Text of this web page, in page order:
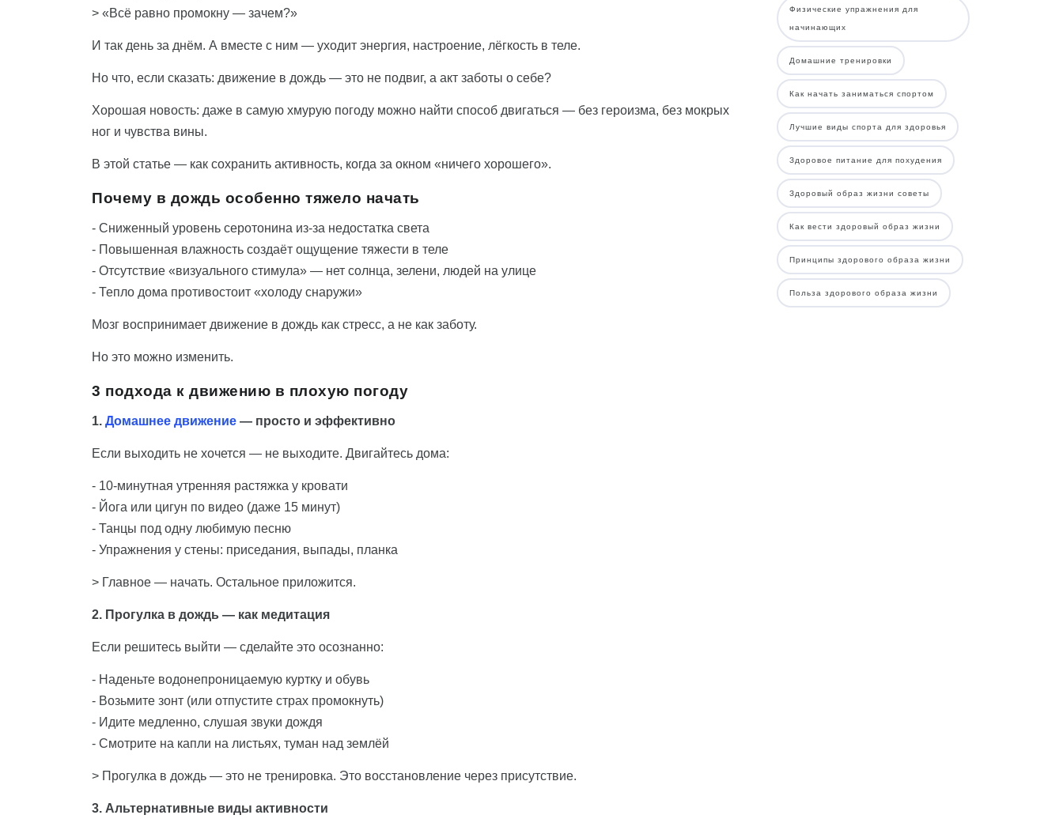
> «Всё равно промокну — зачем?»
И так день за днём. А вместе с ним — уходит энергия, настроение, лёгкость в теле.
Но что, если сказать: движение в дождь — это не подвиг, а акт заботы о себе?
Хорошая новость: даже в самую хмурую погоду можно найти способ двигаться — без героизма, без мокрых
ног и чувства вины.
В этой статье — как сохранить активность, когда за окном «ничего хорошего».
Почему в дождь особенно тяжело начать
- Сниженный уровень серотонина из-за недостатка света
- Повышенная влажность создаёт ощущение тяжести в теле
- Отсутствие «визуального стимула» — нет солнца, зелени, людей на улице
- Тепло дома противостоит «холоду снаружи»
Мозг воспринимает движение в дождь как стресс, а не как заботу.
Но это можно изменить.
3 подхода к движению в плохую погоду
1. Домашнее движение — просто и эффективно
Если выходить не хочется — не выходите. Двигайтесь дома:
- 10-минутная утренняя растяжка у кровати
- Йога или цигун по видео (даже 15 минут)
- Танцы под одну любимую песню
- Упражнения у стены: приседания, выпады, планка
> Главное — начать. Остальное приложится.
2. Прогулка в дождь — как медитация
Если решитесь выйти — сделайте это осознанно:
- Наденьте водонепроницаемую куртку и обувь
- Возьмите зонт (или отпустите страх промокнуть)
- Идите медленно, слушая звуки дождя
- Смотрите на капли на листьях, туман над землёй
> Прогулка в дождь — это не тренировка. Это восстановление через присутствие.
3. Альтернативные виды активности
Физические упражнения для
начинающих
Домашние тренировки
Как начать заниматься спортом
Лучшие виды спорта для здоровья
Здоровое питание для похудения
Здоровый образ жизни советы
Как вести здоровый образ жизни
Принципы здорового образа жизни
Польза здорового образа жизни